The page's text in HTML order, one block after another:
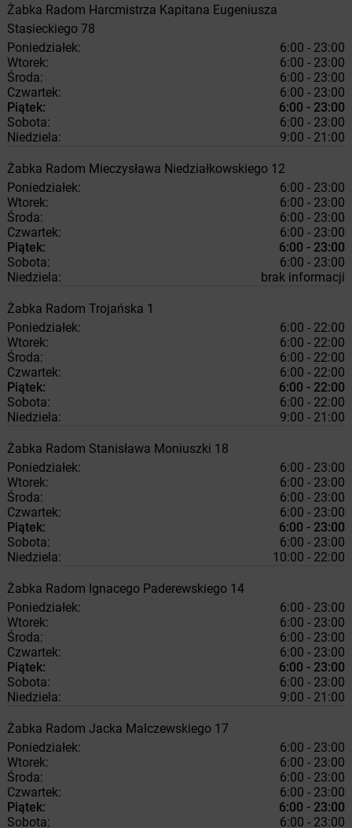
Żabka Radom Harcmistrza Kapitana Eugeniusza
Stasieckiego 78
Poniedziałek:
6:00 - 23:00
Wtorek:
6:00 - 23:00
Środa:
6:00 - 23:00
Czwartek:
6:00 - 23:00
Piątek:
6:00 - 23:00
Sobota:
6:00 - 23:00
Niedziela:
9:00 - 21:00
Żabka Radom Mieczysława Niedziałkowskiego 12
Poniedziałek:
6:00 - 23:00
Wtorek:
6:00 - 23:00
Środa:
6:00 - 23:00
Czwartek:
6:00 - 23:00
Piątek:
6:00 - 23:00
Sobota:
6:00 - 23:00
Niedziela:
brak informacji
Żabka Radom Trojańska 1
Poniedziałek:
6:00 - 22:00
Wtorek:
6:00 - 22:00
Środa:
6:00 - 22:00
Czwartek:
6:00 - 22:00
Piątek:
6:00 - 22:00
Sobota:
6:00 - 22:00
Niedziela:
9:00 - 21:00
Żabka Radom Stanisława Moniuszki 18
Poniedziałek:
6:00 - 23:00
Wtorek:
6:00 - 23:00
Środa:
6:00 - 23:00
Czwartek:
6:00 - 23:00
Piątek:
6:00 - 23:00
Sobota:
6:00 - 23:00
Niedziela:
10:00 - 22:00
Żabka Radom Ignacego Paderewskiego 14
Poniedziałek:
6:00 - 23:00
Wtorek:
6:00 - 23:00
Środa:
6:00 - 23:00
Czwartek:
6:00 - 23:00
Piątek:
6:00 - 23:00
Sobota:
6:00 - 23:00
Niedziela:
9:00 - 21:00
Żabka Radom Jacka Malczewskiego 17
Poniedziałek:
6:00 - 23:00
Wtorek:
6:00 - 23:00
Środa:
6:00 - 23:00
Czwartek:
6:00 - 23:00
Piątek:
6:00 - 23:00
Sobota:
6:00 - 23:00